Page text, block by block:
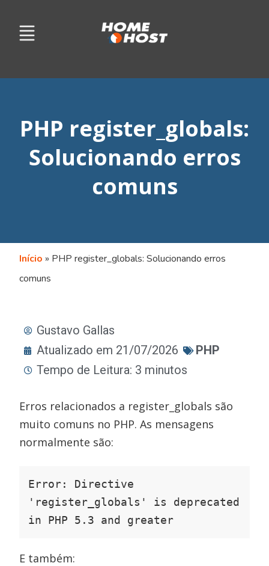
PHP register_globals:
Solucionando erros
comuns
Início » PHP register_globals: Solucionando erros
comuns
Gustavo Gallas
Atualizado em 21/07/2026
PHP
Tempo de Leitura: 3 minutos
Erros relacionados a register_globals são
muito comuns no PHP. As mensagens
normalmente são:
Error: Directive
'register_globals' is deprecated
in PHP 5.3 and greater
E também: